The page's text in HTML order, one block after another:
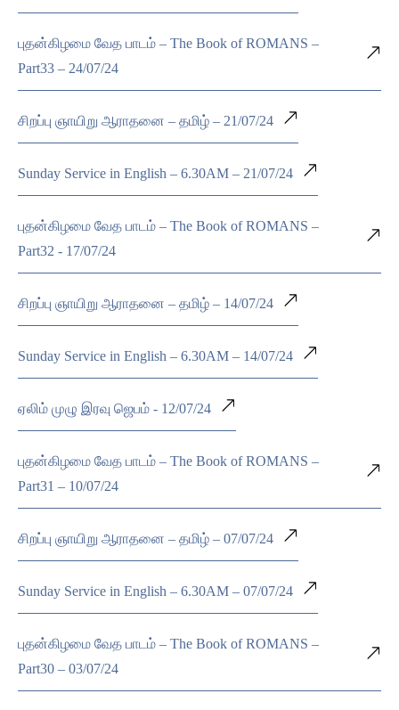
புதன்கிழமை வேத பாடம் – The Book of ROMANS –
Part33 – 24/07/24
சிறப்பு ஞாயிறு ஆராதனை – தமிழ் – 21/07/24
Sunday Service in English – 6.30AM – 21/07/24
புதன்கிழமை வேத பாடம் – The Book of ROMANS –
Part32 - 17/07/24
சிறப்பு ஞாயிறு ஆராதனை – தமிழ் – 14/07/24
Sunday Service in English – 6.30AM – 14/07/24
ஏலிம் முழு இரவு ஜெபம் - 12/07/24
புதன்கிழமை வேத பாடம் – The Book of ROMANS –
Part31 – 10/07/24
சிறப்பு ஞாயிறு ஆராதனை – தமிழ் – 07/07/24
Sunday Service in English – 6.30AM – 07/07/24
புதன்கிழமை வேத பாடம் – The Book of ROMANS –
Part30 – 03/07/24